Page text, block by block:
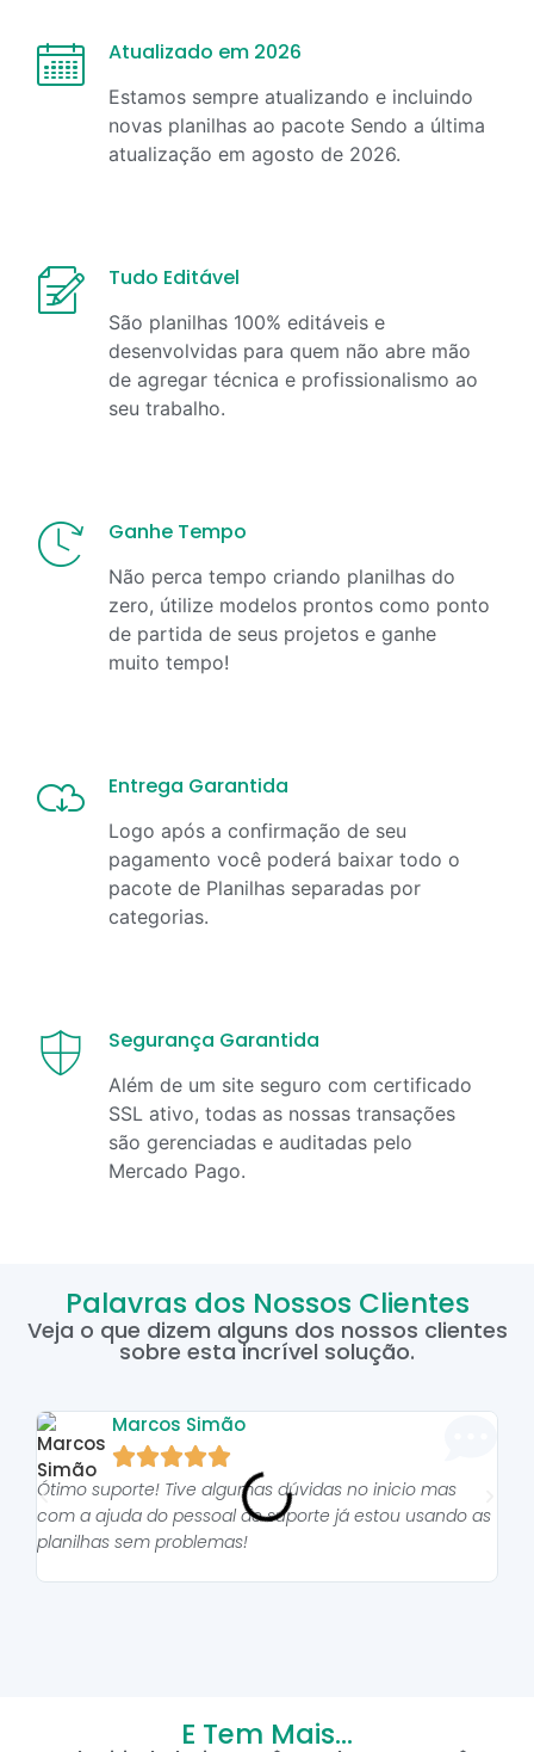
Atualizado em 2026
Estamos sempre atualizando e incluindo
novas planilhas ao pacote Sendo a última
atualização em agosto de 2026.
Tudo Editável
São planilhas 100% editáveis e
desenvolvidas para quem não abre mão
de agregar técnica e profissionalismo ao
seu trabalho.
Ganhe Tempo
Não perca tempo criando planilhas do
zero, útilize modelos prontos como ponto
de partida de seus projetos e ganhe
muito tempo!
Entrega Garantida
Logo após a confirmação de seu
pagamento você poderá baixar todo o
pacote de Planilhas separadas por
categorias.
Segurança Garantida
Além de um site seguro com certificado
SSL ativo, todas as nossas transações
são gerenciadas e auditadas pelo
Mercado Pago.
Palavras dos Nossos Clientes
Veja o que dizem alguns dos nossos clientes
sobre esta incrível solução.
Marcos Simão

Ótimo suporte! Tive algumas dúvidas no inicio mas
com a ajuda do pessoal do suporte já estou usando as
planilhas sem problemas!
E Tem Mais...